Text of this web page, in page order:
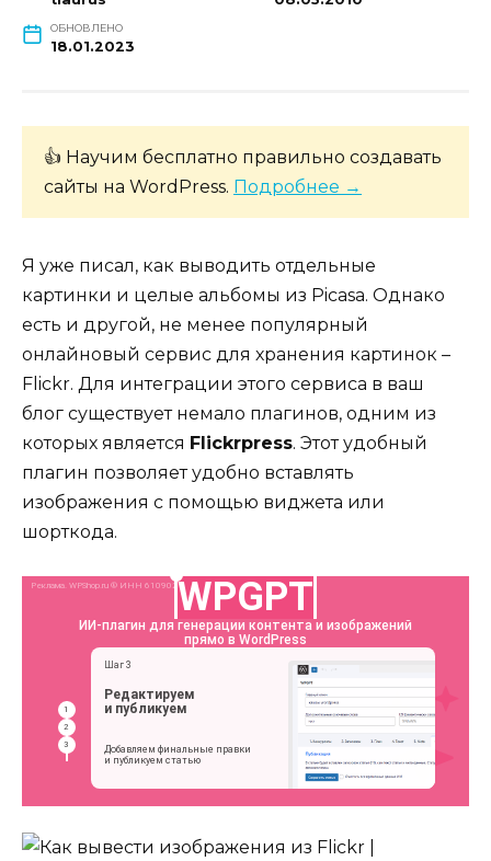
ОБНОВЛЕНО
18.01.2023
👍 Научим бесплатно правильно создавать
сайты на WordPress. Подробнее →
Я уже писал, как выводить отдельные
картинки и целые альбомы из Picasa. Однако
есть и другой, не менее популярный
онлайновый сервис для хранения картинок –
Flickr. Для интеграции этого сервиса в ваш
блог существует немало плагинов, одним из
которых является Flickrpress. Этот удобный
плагин позволяет удобно вставлять
изображения с помощью виджета или
шорткода.